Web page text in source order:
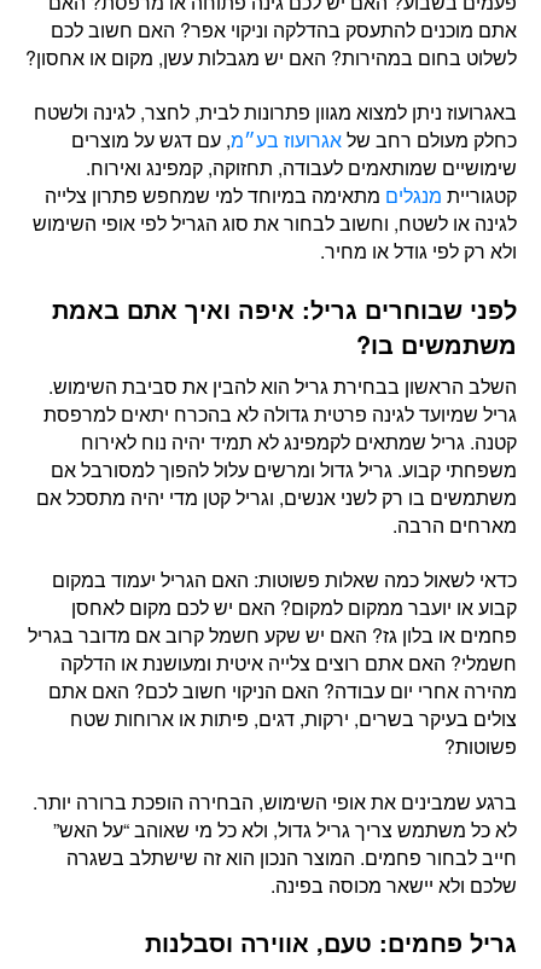
אתם מוכנים להתעסק בהדלקה וניקוי אפר? האם חשוב לכם
לשלוט בחום במהירות? האם יש מגבלות עשן, מקום או אחסון?
באגרועוז ניתן למצוא מגוון פתרונות לבית, לחצר, לגינה ולשטח
כחלק מעולם רחב שלאגרועוז בע״מ, עם דגש על מוצרים
שימושיים שמותאמים לעבודה, תחזוקה, קמפינג ואירוח.
קטגוריית מנגלים מתאימה במיוחד למי שמחפש פתרון צלייה
לגינה או לשטח, וחשוב לבחור את סוג הגריל לפי אופי השימוש
ולא רק לפי גודל או מחיר.
לפני שבוחרים גריל: איפה ואיך אתם באמת
משתמשים בו?
השלב הראשון בבחירת גריל הוא להבין את סביבת השימוש.
גריל שמיועד לגינה פרטית גדולה לא בהכרח יתאים למרפסת
קטנה. גריל שמתאים לקמפינג לא תמיד יהיה נוח לאירוח
משפחתי קבוע. גריל גדול ומרשים עלול להפוך למסורבל אם
משתמשים בו רק לשני אנשים, וגריל קטן מדי יהיה מתסכל אם
מארחים הרבה.
כדאי לשאול כמה שאלות פשוטות: האם הגריל יעמוד במקום
קבוע או יועבר ממקום למקום? האם יש לכם מקום לאחסן
פחמים או בלון גז? האם יש שקע חשמל קרוב אם מדובר בגריל
חשמלי? האם אתם רוצים צלייה איטית ומעושנת או הדלקה
מהירה אחרי יום עבודה? האם הניקוי חשוב לכם? האם אתם
צולים בעיקר בשרים, ירקות, דגים, פיתות או ארוחות שטח
פשוטות?
ברגע שמבינים את אופי השימוש, הבחירה הופכת ברורה יותר.
לא כל משתמש צריך גריל גדול, ולא כל מי שאוהב “על האש”
חייב לבחור פחמים. המוצר הנכון הוא זה שישתלב בשגרה
שלכם ולא יישאר מכוסה בפינה.
גריל פחמים: טעם, אווירה וסבלנות